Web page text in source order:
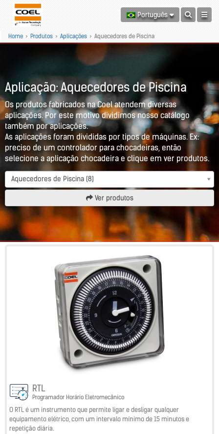
Português
Home > Produtos > Aplicações > Aquecedores de Piscina
Aplicação: Aquecedores de Piscina
Os produtos fabricados na Coel atendem diversas
aplicações. Por este motivo dividimos nosso catálogo
também por aplicações.
As aplicações foram divididas por tipos de máquinas. Ex:
preciso de um controlador para chocadeiras, então
selecione a aplicação chocadeira e clique em ver produtos.
Aquecedores de Piscina (8)
Ver produtos
RTL
Programador Horário Eletromecânico
O RTL é um instrumento que permite ligar e desligar qualquer
equipamento elétrico, com um intervalo mínimo de 15 minutos e
repetição diária.